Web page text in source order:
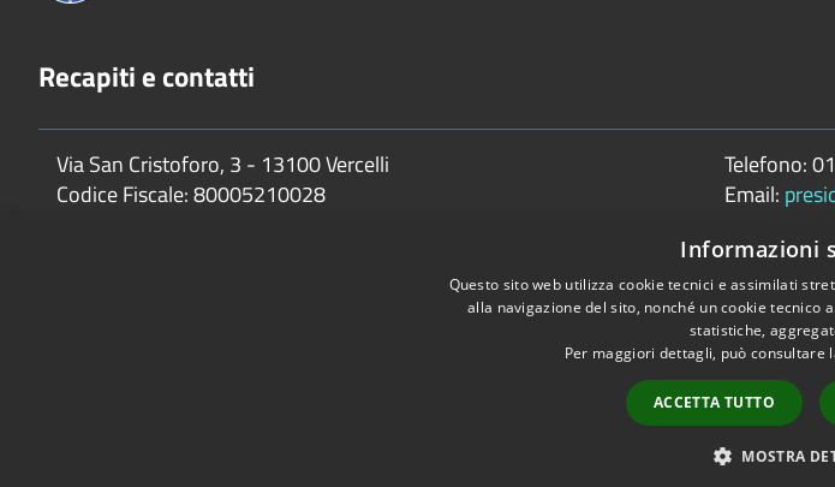
Recapiti e contatti
Via San Cristoforo, 3 - 13100 Vercelli
Codice Fiscale:80005210028
Telefono:
Email:
Informazioni
Questo sito web utilizza cookie tecnici e assimilati
alla navigazione del sito, nonché un cookie
statistiche,
Per maggiori dettagli, può consultare
ACCETTA TUTTO
MOSTRA